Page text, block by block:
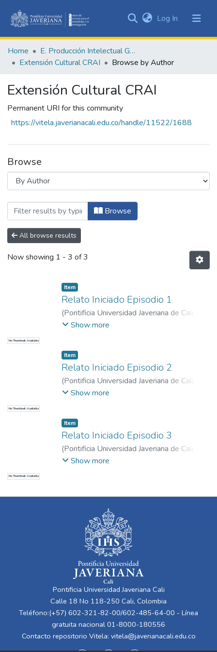
&
Collections
Log In (current)
Home
E. Producción Intelectual General
Extensión Cultural CRAI
Browse by Author
Extensión Cultural CRAI
Permanent URI for this community
https://vitela.javerianacali.edu.co/handle/11522/1688
Browse
Browsing Extensión Cultural CRAI by
Browse
All browse results
Now showing 1 - 3 of 3
No Thumbnail Available
Item
Relato Iniciado Episodio 1
(Pontificia Universidad Javeriana de Cali
2021)Quintana López, Enrique Alberto
Show more
No Thumbnail Available
Item
Relato Iniciado Episodio 2
(Pontificia Universidad Javeriana de Cali
2021)Quintana López, Enrique Alberto
Show more
No Thumbnail Available
Item
Relato Iniciado Episodio 3
(Pontificia Universidad Javeriana de Cali
2021)Quintana López, Enrique Alberto
Show more
Pontificia Universidad Javeriana Cali
Calle 18 No 118-250 Cali, Colombia
Teléfono:(+57) 602-321-82-00/602-485-64-00 - Línea
gratuita nacional 01-8000-180556
Contacto repositorio Vitela: vitela@javerianacali.edu.co